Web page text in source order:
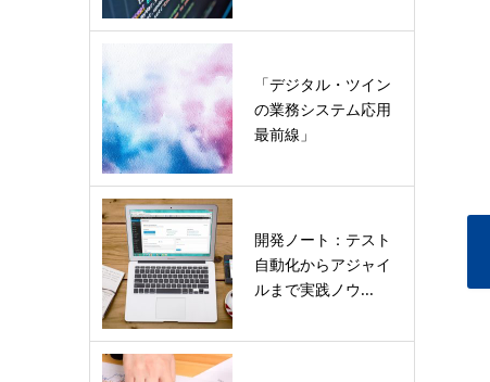
「デジタル・ツイン
の業務システム応用
最前線」
開発ノート：テスト
自動化からアジャイ
ルまで実践ノウ...